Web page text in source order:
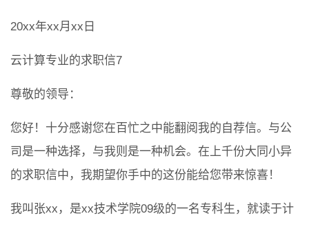
20xx年xx月xx日
云计算专业的求职信7
尊敬的领导：
您好！十分感谢您在百忙之中能翻阅我的自荐信。与公
司是一种选择，与我则是一种机会。在上千份大同小异
的求职信中，我期望你手中的这份能给您带来惊喜！
我叫张xx，是xx技术学院09级的一名专科生，就读于计